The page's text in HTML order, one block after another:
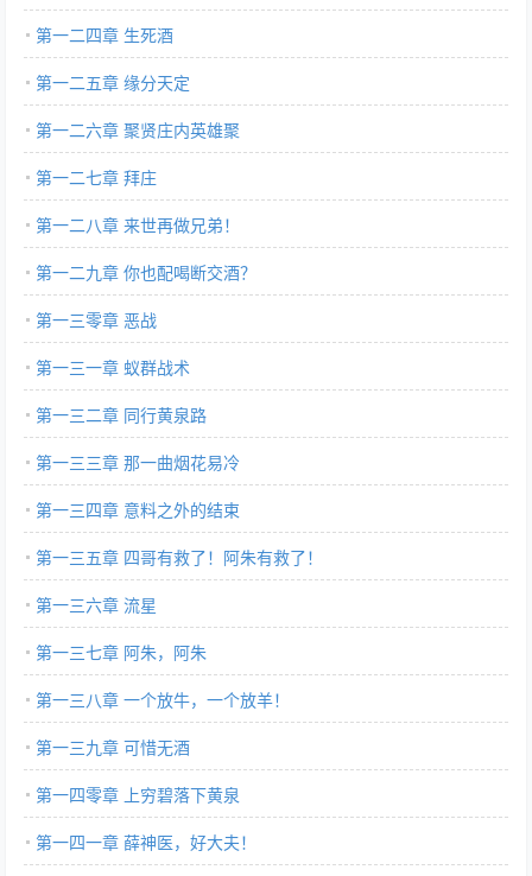
第一二四章 生死酒
第一二五章 缘分天定
第一二六章 聚贤庄内英雄聚
第一二七章 拜庄
第一二八章 来世再做兄弟！
第一二九章 你也配喝断交酒？
第一三零章 恶战
第一三一章 蚁群战术
第一三二章 同行黄泉路
第一三三章 那一曲烟花易冷
第一三四章 意料之外的结束
第一三五章 四哥有救了！阿朱有救了！
第一三六章 流星
第一三七章 阿朱，阿朱
第一三八章 一个放牛，一个放羊！
第一三九章 可惜无酒
第一四零章 上穷碧落下黄泉
第一四一章 薛神医，好大夫！